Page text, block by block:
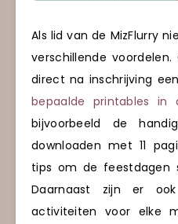
Als lid van de MizFlurry
verschillende
direct na inschrijving
bepaalde printables in
bijvoorbeeld de
downloaden met 11
tips om de feestdagen
Daarnaast zijn er
activiteiten voor elke